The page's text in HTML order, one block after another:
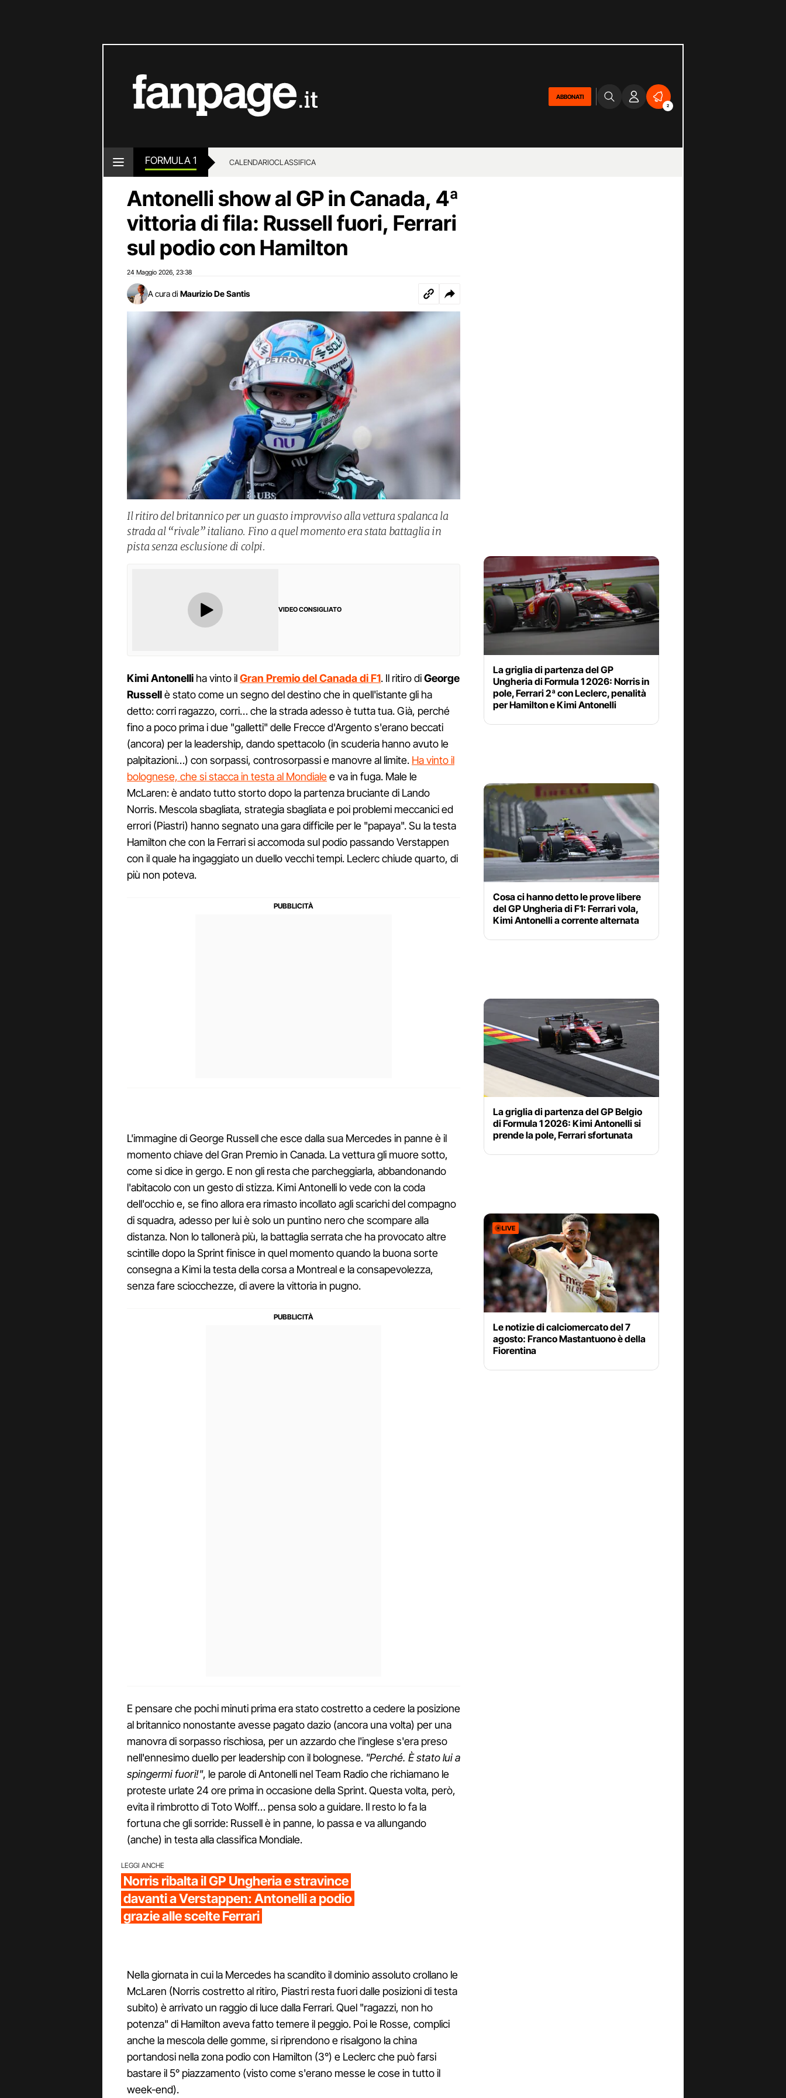
ABBONATI
2
FORMULA 1 CALENDARIOCLASSIFICA
Antonelli show al GP in Canada, 4ª
vittoria di fila: Russell fuori, Ferrari
sul podio con Hamilton
24 Maggio 2026 23:38
A cura di Maurizio De Santis
Il ritiro del britannico per un guasto improvviso alla vettura spalanca la
strada al “rivale” italiano. Fino a quel momento era stata battaglia in
pista senza esclusione di colpi.
VIDEO CONSIGLIATO
Kimi Antonelli ha vinto ilGran Premio del Canada di F1. Il ritiro diGeorge
Russellè stato come un segno del destino che in quell'istante gli ha
detto: corri ragazzo, corri… che la strada adesso è tutta tua. Già, perché
fino a poco prima i due "galletti" delle Frecce d'Argento s'erano beccati
(ancora) per la leadership, dando spettacolo (in scuderia hanno avuto le
palpitazioni…) con sorpassi, controsorpassi e manovre al limite. Ha vinto il
bolognese, che si stacca in testa al Mondialee va in fuga. Male le
McLaren: è andato tutto storto dopo la partenza bruciante di Lando
Norris. Mescola sbagliata, strategia sbagliata e poi problemi meccanici ed
errori (Piastri) hanno segnato una gara difficile per le "papaya". Su la testa
Hamilton che con la Ferrari si accomoda sul podio passando Verstappen
con il quale ha ingaggiato un duello vecchi tempi. Leclerc chiude quarto, di
più non poteva.
L'immagine di George Russell che esce dalla sua Mercedes in panne è il
momento chiave del Gran Premio in Canada. La vettura gli muore sotto,
come si dice in gergo. E non gli resta che parcheggiarla, abbandonando
l'abitacolo con un gesto di stizza. Kimi Antonelli lo vede con la coda
dell'occhio e, se fino allora era rimasto incollato agli scarichi del compagno
di squadra, adesso per lui è solo un puntino nero che scompare alla
distanza. Non lo tallonerà più, la battaglia serrata che ha provocato altre
scintille dopo la Sprint finisce in quel momento quando la buona sorte
consegna a Kimi la testa della corsa a Montreal e la consapevolezza,
senza fare sciocchezze, di avere la vittoria in pugno.
E pensare che pochi minuti prima era stato costretto a cedere la posizione
al britannico nonostante avesse pagato dazio (ancora una volta) per una
manovra di sorpasso rischiosa, per un azzardo che l'inglese s'era preso
nell'ennesimo duello per leadership con il bolognese. "Perché. È stato lui a
spingermi fuori!", le parole di Antonelli nel Team Radio che richiamano le
proteste urlate 24 ore prima in occasione della Sprint. Questa volta, però,
evita il rimbrotto di Toto Wolff… pensa solo a guidare. Il resto lo fa la
fortuna che gli sorride: Russell è in panne, lo passa e va allungando
(anche) in testa alla classifica Mondiale.
LEGGI ANCHE
Norris ribalta il GP Ungheria e stravince
davanti a Verstappen: Antonelli a podio
grazie alle scelte Ferrari
Nella giornata in cui la Mercedes ha scandito il dominio assoluto crollano le
McLaren (Norris costretto al ritiro, Piastri resta fuori dalle posizioni di testa
subito) è arrivato un raggio di luce dalla Ferrari. Quel "ragazzi, non ho
potenza" di Hamilton aveva fatto temere il peggio. Poi le Rosse, complici
anche la mescola delle gomme, si riprendono e risalgono la china
portandosi nella zona podio con Hamilton (3°) e Leclerc che può farsi
bastare il 5° piazzamento (visto come s'erano messe le cose in tutto il
week-end).
La griglia di partenza del GP
Ungheria di Formula 1 2026: Norris in
pole, Ferrari 2ª con Leclerc, penalità
per Hamilton e Kimi Antonelli
Cosa ci hanno detto le prove libere
del GP Ungheria di F1: Ferrari vola,
Kimi Antonelli a corrente alternata
La griglia di partenza del GP Belgio
di Formula 1 2026: Kimi Antonelli si
prende la pole, Ferrari sfortunata
LIVE
Le notizie di calciomercato del 7
agosto: Franco Mastantuono è della
Fiorentina